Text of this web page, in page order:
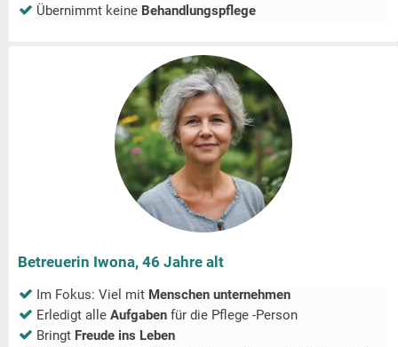
Übernimmt keine Behandlungspflege
Betreuerin Iwona, 46 Jahre alt
Im Fokus: Viel mit Menschen unternehmen
Erledigt alle Aufgaben für die Pflege -Person
Bringt Freude ins Leben